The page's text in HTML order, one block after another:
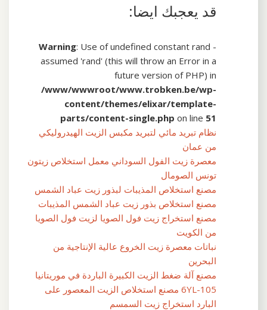
قد يعجبك ايضا:
Warning: Use of undefined constant rand -
assumed 'rand' (this will throw an Error in a
future version of PHP) in
/www/wwwroot/www.trobken.be/wp-
content/themes/elixar/template-
parts/content-single.php on line 51
نظام تبريد مائي لتبريد مكبس الزيت الهيدروليكي
من عمان
معصرة زيت الفول السوداني معمل استخلاص زيتون
تونس الصومال
مصنع استخلاص المذيبات لبذور زيت عباد الشمس
مصنع استخلاص بذور زيت عباد الشمس المذيبات
مصنع استخراج زيت فول الصويا لزيت فول الصويا
من الكويت
نباتات معصرة زيت الخروع عالية الإنتاجية من
البحرين
مصنع آلة ضغط الزيت الكبيرة الباردة في موريتانيا
6YL-105 مصنع استخلاص الزيت المعصور على
البارد استخراج زيت السمسم